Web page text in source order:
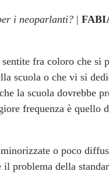
i neoparlanti? |
fra coloro che si
scuola o che vi si
la scuola dovrebbe
frequenza è quello
o poco
il problema della